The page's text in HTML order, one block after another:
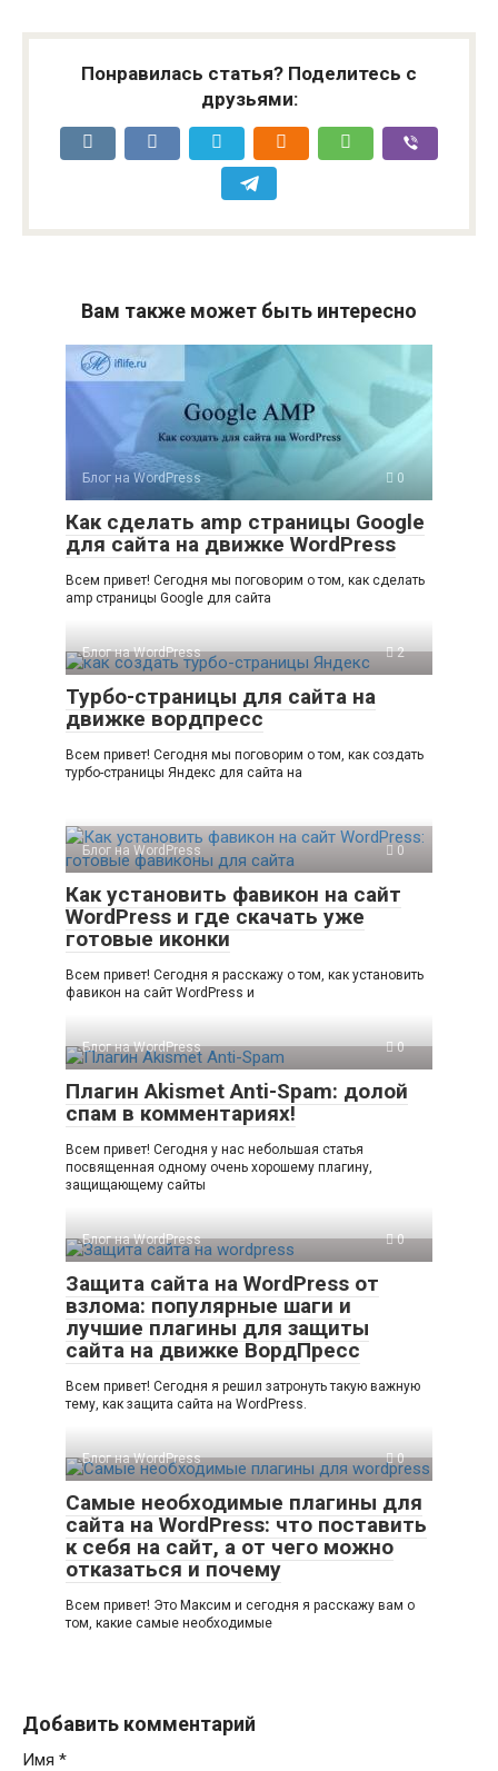
Понравилась статья? Поделитесь с
друзьями:
Вам также может быть интересно
Блог на WordPress 0
Как сделать amp страницы Google
для сайта на движке WordPress
Всем привет! Сегодня мы поговорим о том, как сделать
amp страницы Google для сайта
Блог на WordPress 2
Турбо-страницы для сайта на
движке вордпресс
Всем привет! Сегодня мы поговорим о том, как создать
турбо-страницы Яндекс для сайта на
Блог на WordPress 0
Как установить фавикон на сайт
WordPress и где скачать уже
готовые иконки
Всем привет! Сегодня я расскажу о том, как установить
фавикон на сайт WordPress и
Блог на WordPress 0
Плагин Akismet Anti-Spam: долой
спам в комментариях!
Всем привет! Сегодня у нас небольшая статья
посвященная одному очень хорошему плагину,
защищающему сайты
Блог на WordPress 0
Защита сайта на WordPress от
взлома: популярные шаги и
лучшие плагины для защиты
сайта на движке ВордПресс
Всем привет! Сегодня я решил затронуть такую важную
тему, как защита сайта на WordPress.
Блог на WordPress 0
Самые необходимые плагины для
сайта на WordPress: что поставить
к себя на сайт, а от чего можно
отказаться и почему
Всем привет! Это Максим и сегодня я расскажу вам о
том, какие самые необходимые
Добавить комментарий
Имя *